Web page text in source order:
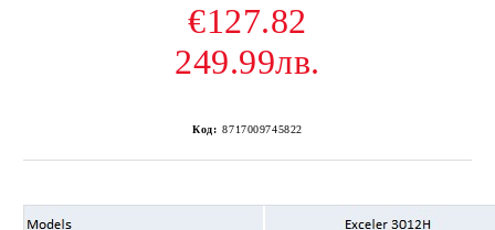
€127.82
249.99лв.
Код: 8717009745822